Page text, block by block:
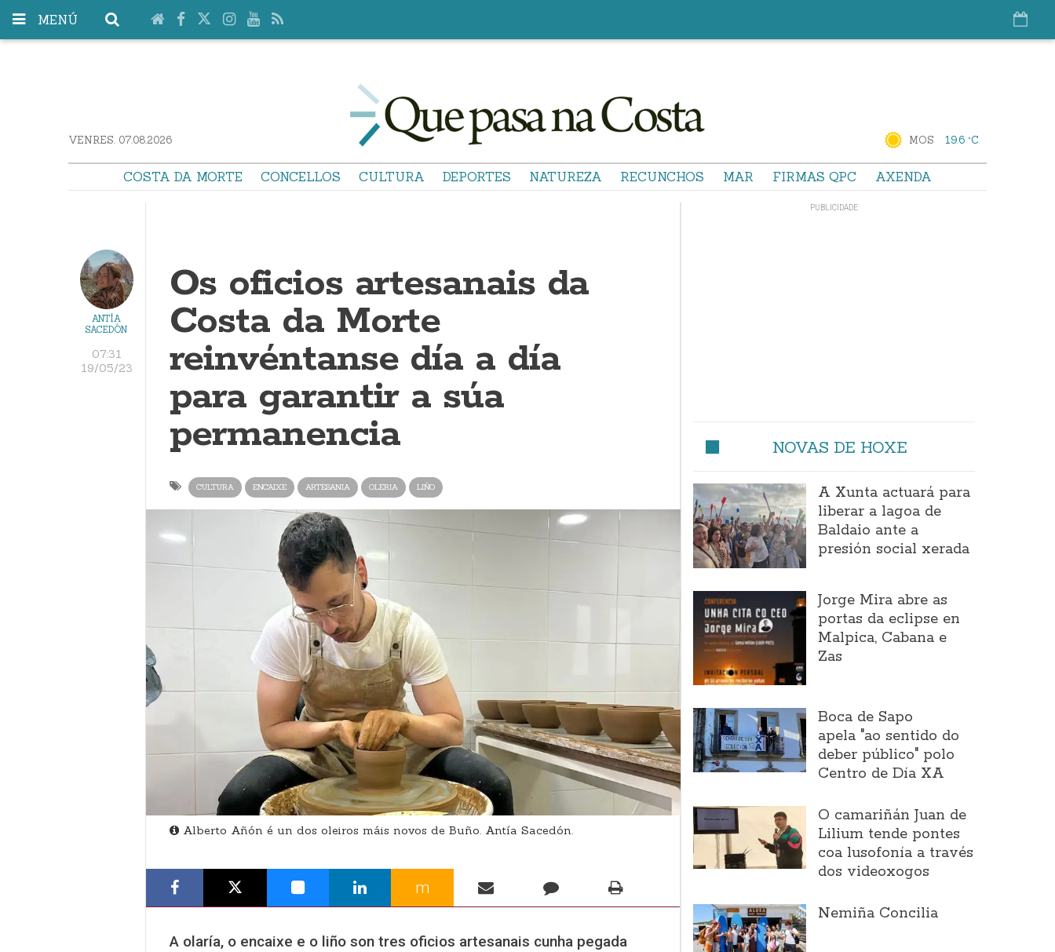
MENÚ
VENRES. 07.08.2026 MOS 19.6 °C
COSTA DA MORTE CONCELLOS CULTURA DEPORTES NATUREZA RECUNCHOS MAR FIRMAS QPC AXENDA
ANTÍA
SACEDÓN
07:31
19/05/23
Os oficios artesanais da
Costa da Morte
reinvéntanse día a día
para garantir a súa
permanencia
CULTURA ENCAIXE ARTESANIA OLERIA LIÑO
Alberto Añón é un dos oleiros máis novos de Buño. Antía Sacedón.
m
A olaría, o encaixe e o liño son tres oficios artesanais cunha pegada
NOVAS DE HOXE
A Xunta actuará para
liberar a lagoa de
Baldaio ante a
presión social xerada
Jorge Mira abre as
portas da eclipse en
Malpica, Cabana e
Zas
Boca de Sapo
apela "ao sentido do
deber público" polo
Centro de Día XA
O camariñán Juan de
Lilium tende pontes
coa lusofonía a través
dos videoxogos
Nemiña Concilia